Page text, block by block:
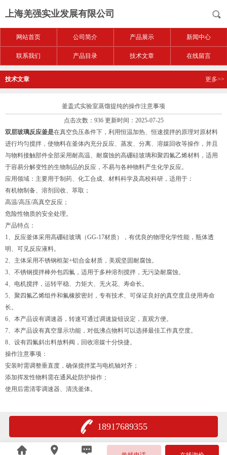
上海羌强实业发展有限公司
网站首页 公司简介 产品展示 新闻中心
联系我们 产品目录 技术文章 在线留言
技术文章 更多>>
釜盖式实验室蒸馏提纯的操作注意事项
点击次数：936 更新时间：2025-07-25
双层玻璃反应釜是在真空负压条件下，利用恒温加热、恒速搅拌的原理对原材料
进行均匀搅拌，使物料在釜体内充分反应、蒸发、分离、溶媒回收等操作，并且
与物料接触部件全部采用耐高温、耐腐蚀的高硼硅玻璃和聚四氟乙烯材料，适用
于容易分解变性的生物制品的反应，不易与各种物料产生化学反应。
应用领域：主要用于制药、化工合成、材料科学及高校科研‌，适用于：
有机物制备、溶剂回收、萃取‌；
高温/高压/高真空反应‌；
危险性物质的安全处理‌。
产品特点：
1、反应釜体采用高硼硅玻璃（GG-17材质），有优良的物理化学性能，瓶体透
明、可见反应液料。
2、主体采用不锈钢框架+铝合金材质，美观坚固耐腐蚀。
3、不锈钢搅拌棒外包四氟，适用于多种溶剂搅拌，无污染耐腐蚀。
4、电机搅拌，运转平稳、力矩大、无火花、寿命长。
5、聚四氟乙烯组件和氟橡胶密封，专有技术、可保证良好的真空度且使用寿命
长。
6、本产品设有调速器，转速可通过调速旋钮设定，直观方便。
7、本产品设有真空显示功能，对低沸点物料可以选择最佳工作真空度。
8、设有四氟斜出料放料阀，回收溶媒十分快捷。
操作注意事项：
安装时需调整垂直度，确保搅拌桨与电机轴对齐‌；
添加挥发性物料需在通风处防护操作‌；
使用后需清零调速器、清洗釜体‌。
18917689355